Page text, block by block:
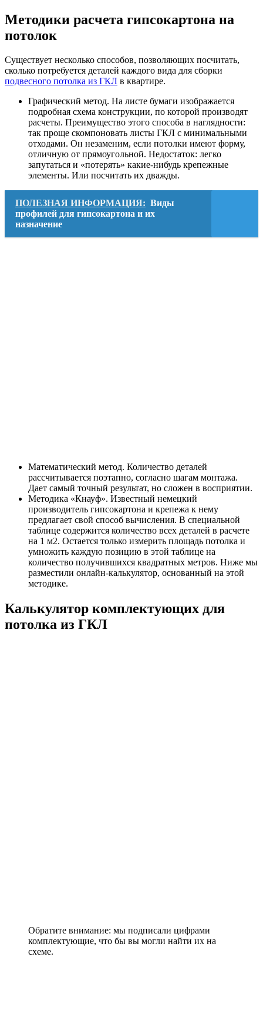
Методики расчета гипсокартона на
потолок
Существует несколько способов, позволяющих посчитать,
сколько потребуется деталей каждого вида для сборки
подвесного потолка из ГКЛ в квартире.
Графический метод. На листе бумаги изображается
подробная схема конструкции, по которой производят
расчеты. Преимущество этого способа в наглядности:
так проще скомпоновать листы ГКЛ с минимальными
отходами. Он незаменим, если потолки имеют форму,
отличную от прямоугольной. Недостаток: легко
запутаться и «потерять» какие-нибудь крепежные
элементы. Или посчитать их дважды.
ПОЛЕЗНАЯ ИНФОРМАЦИЯ: Виды
профилей для гипсокартона и их
назначение
Математический метод. Количество деталей
рассчитывается поэтапно, согласно шагам монтажа.
Дает самый точный результат, но сложен в восприятии.
Методика «Кнауф». Известный немецкий
производитель гипсокартона и крепежа к нему
предлагает свой способ вычисления. В специальной
таблице содержится количество всех деталей в расчете
на 1 м2. Остается только измерить площадь потолка и
умножить каждую позицию в этой таблице на
количество получившихся квадратных метров. Ниже мы
разместили онлайн-калькулятор, основанный на этой
методике.
Калькулятор комплектующих для
потолка из ГКЛ
Обратите внимание: мы подписали цифрами
комплектующие, что бы вы могли найти их на
схеме.